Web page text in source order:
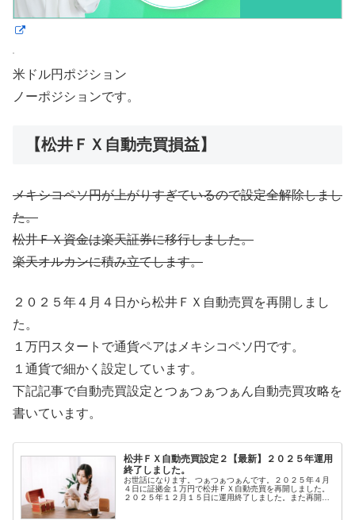
米ドル円ポジション
ノーポジションです。
【松井ＦＸ自動売買損益】
メキシコペソ円が上がりすぎているので設定全解除しまし
た。
松井ＦＸ資金は楽天証券に移行しました。
楽天オルカンに積み立てします。
２０２５年４月４日から松井ＦＸ自動売買を再開しまし
た。
１万円スタートで通貨ペアはメキシコペソ円です。
１通貨で細かく設定しています。
下記記事で自動売買設定とつぁつぁつぁん自動売買攻略を
書いています。
松井ＦＸ自動売買設定２【最新】２０２５年運用
終了しました。
お世話になります。つぁつぁつぁんです。２０２５年４月
４日に証拠金１万円で松井ＦＸ自動売買を再開しました。
２０２５年１２月１５日に運用終了しました。また再開し